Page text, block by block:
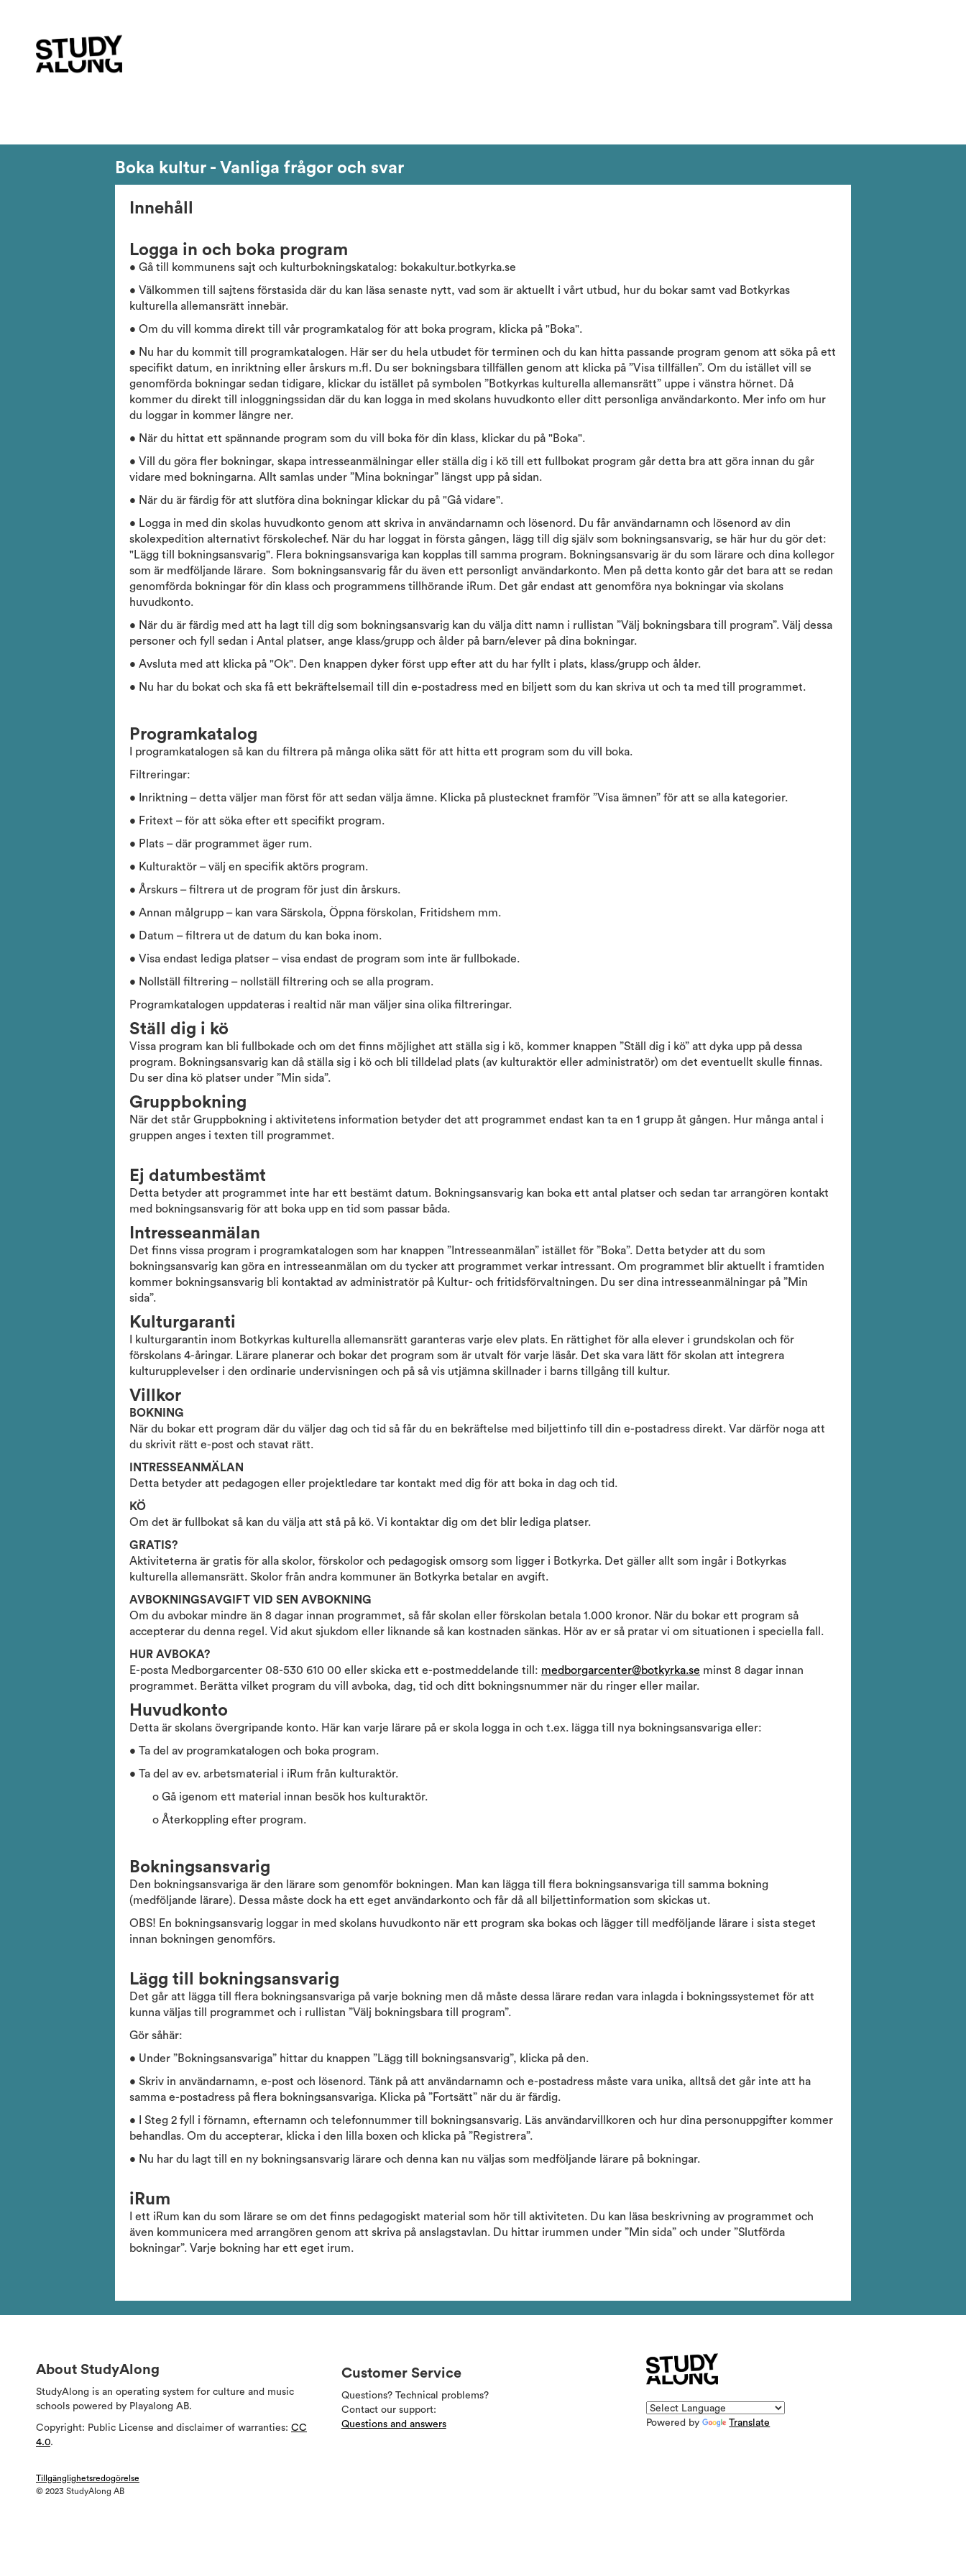
Boka kultur - Vanliga frågor och svar
Innehåll
Logga in och boka program
• Gå till kommunens sajt och kulturbokningskatalog: bokakultur.botkyrka.se
• Välkommen till sajtens förstasida där du kan läsa senaste nytt, vad som är aktuellt i vårt utbud, hur du bokar samt vad Botkyrkas
kulturella allemansrätt innebär.
• Om du vill komma direkt till vår programkatalog för att boka program, klicka på "Boka".
• Nu har du kommit till programkatalogen. Här ser du hela utbudet för terminen och du kan hitta passande program genom att söka på ett
specifikt datum, en inriktning eller årskurs m.fl. Du ser bokningsbara tillfällen genom att klicka på ”Visa tillfällen”. Om du istället vill se
genomförda bokningar sedan tidigare, klickar du istället på symbolen ”Botkyrkas kulturella allemansrätt” uppe i vänstra hörnet. Då
kommer du direkt till inloggningssidan där du kan logga in med skolans huvudkonto eller ditt personliga användarkonto. Mer info om hur
du loggar in kommer längre ner.
• När du hittat ett spännande program som du vill boka för din klass, klickar du på "Boka".
• Vill du göra fler bokningar, skapa intresseanmälningar eller ställa dig i kö till ett fullbokat program går detta bra att göra innan du går
vidare med bokningarna. Allt samlas under ”Mina bokningar” längst upp på sidan.
• När du är färdig för att slutföra dina bokningar klickar du på "Gå vidare".
• Logga in med din skolas huvudkonto genom att skriva in användarnamn och lösenord. Du får användarnamn och lösenord av din
skolexpedition alternativt förskolechef. När du har loggat in första gången, lägg till dig själv som bokningsansvarig, se här hur du gör det:
"Lägg till bokningsansvarig". Flera bokningsansvariga kan kopplas till samma program. Bokningsansvarig är du som lärare och dina kollegor
som är medföljande lärare. Som bokningsansvarig får du även ett personligt användarkonto. Men på detta konto går det bara att se redan
genomförda bokningar för din klass och programmens tillhörande iRum. Det går endast att genomföra nya bokningar via skolans
huvudkonto.
• När du är färdig med att ha lagt till dig som bokningsansvarig kan du välja ditt namn i rullistan ”Välj bokningsbara till program”. Välj dessa
personer och fyll sedan i Antal platser, ange klass/grupp och ålder på barn/elever på dina bokningar.
• Avsluta med att klicka på "Ok". Den knappen dyker först upp efter att du har fyllt i plats, klass/grupp och ålder.
• Nu har du bokat och ska få ett bekräftelsemail till din e-postadress med en biljett som du kan skriva ut och ta med till programmet.
Programkatalog
I programkatalogen så kan du filtrera på många olika sätt för att hitta ett program som du vill boka.
Filtreringar:
• Inriktning – detta väljer man först för att sedan välja ämne. Klicka på plustecknet framför ”Visa ämnen” för att se alla kategorier.
• Fritext – för att söka efter ett specifikt program.
• Plats – där programmet äger rum.
• Kulturaktör – välj en specifik aktörs program.
• Årskurs – filtrera ut de program för just din årskurs.
• Annan målgrupp – kan vara Särskola, Öppna förskolan, Fritidshem mm.
• Datum – filtrera ut de datum du kan boka inom.
• Visa endast lediga platser – visa endast de program som inte är fullbokade.
• Nollställ filtrering – nollställ filtrering och se alla program.
Programkatalogen uppdateras i realtid när man väljer sina olika filtreringar.
Ställ dig i kö
Vissa program kan bli fullbokade och om det finns möjlighet att ställa sig i kö, kommer knappen ”Ställ dig i kö” att dyka upp på dessa
program. Bokningsansvarig kan då ställa sig i kö och bli tilldelad plats (av kulturaktör eller administratör) om det eventuellt skulle finnas.
Du ser dina kö platser under ”Min sida”.
Gruppbokning
När det står Gruppbokning i aktivitetens information betyder det att programmet endast kan ta en 1 grupp åt gången. Hur många antal i
gruppen anges i texten till programmet.
Ej datumbestämt
Detta betyder att programmet inte har ett bestämt datum. Bokningsansvarig kan boka ett antal platser och sedan tar arrangören kontakt
med bokningsansvarig för att boka upp en tid som passar båda.
Intresseanmälan
Det finns vissa program i programkatalogen som har knappen ”Intresseanmälan” istället för ”Boka”. Detta betyder att du som
bokningsansvarig kan göra en intresseanmälan om du tycker att programmet verkar intressant. Om programmet blir aktuellt i framtiden
kommer bokningsansvarig bli kontaktad av administratör på Kultur- och fritidsförvaltningen. Du ser dina intresseanmälningar på ”Min
sida”.
Kulturgaranti
I kulturgarantin inom Botkyrkas kulturella allemansrätt garanteras varje elev plats. En rättighet för alla elever i grundskolan och för
förskolans 4-åringar. Lärare planerar och bokar det program som är utvalt för varje läsår. Det ska vara lätt för skolan att integrera
kulturupplevelser i den ordinarie undervisningen och på så vis utjämna skillnader i barns tillgång till kultur.
Villkor
BOKNING
När du bokar ett program där du väljer dag och tid så får du en bekräftelse med biljettinfo till din e-postadress direkt. Var därför noga att
du skrivit rätt e-post och stavat rätt.
INTRESSEANMÄLAN
Detta betyder att pedagogen eller projektledare tar kontakt med dig för att boka in dag och tid.
KÖ
Om det är fullbokat så kan du välja att stå på kö. Vi kontaktar dig om det blir lediga platser.
GRATIS?
Aktiviteterna är gratis för alla skolor, förskolor och pedagogisk omsorg som ligger i Botkyrka. Det gäller allt som ingår i Botkyrkas
kulturella allemansrätt. Skolor från andra kommuner än Botkyrka betalar en avgift.
AVBOKNINGSAVGIFT VID SEN AVBOKNING
Om du avbokar mindre än 8 dagar innan programmet, så får skolan eller förskolan betala 1.000 kronor. När du bokar ett program så
accepterar du denna regel. Vid akut sjukdom eller liknande så kan kostnaden sänkas. Hör av er så pratar vi om situationen i speciella fall.
HUR AVBOKA?
E-posta Medborgarcenter 08-530 610 00 eller skicka ett e-postmeddelande till: medborgarcenter@botkyrka.se minst 8 dagar innan
programmet. Berätta vilket program du vill avboka, dag, tid och ditt bokningsnummer när du ringer eller mailar.
Huvudkonto
Detta är skolans övergripande konto. Här kan varje lärare på er skola logga in och t.ex. lägga till nya bokningsansvariga eller:
• Ta del av programkatalogen och boka program.
• Ta del av ev. arbetsmaterial i iRum från kulturaktör.
o Gå igenom ett material innan besök hos kulturaktör.
o Återkoppling efter program.
Bokningsansvarig
Den bokningsansvariga är den lärare som genomför bokningen. Man kan lägga till flera bokningsansvariga till samma bokning
(medföljande lärare). Dessa måste dock ha ett eget användarkonto och får då all biljettinformation som skickas ut.
OBS! En bokningsansvarig loggar in med skolans huvudkonto när ett program ska bokas och lägger till medföljande lärare i sista steget
innan bokningen genomförs.
Lägg till bokningsansvarig
Det går att lägga till flera bokningsansvariga på varje bokning men då måste dessa lärare redan vara inlagda i bokningssystemet för att
kunna väljas till programmet och i rullistan ”Välj bokningsbara till program”.
Gör såhär:
• Under ”Bokningsansvariga” hittar du knappen ”Lägg till bokningsansvarig”, klicka på den.
• Skriv in användarnamn, e-post och lösenord. Tänk på att användarnamn och e-postadress måste vara unika, alltså det går inte att ha
samma e-postadress på flera bokningsansvariga. Klicka på ”Fortsätt” när du är färdig.
• I Steg 2 fyll i förnamn, efternamn och telefonnummer till bokningsansvarig. Läs användarvillkoren och hur dina personuppgifter kommer
behandlas. Om du accepterar, klicka i den lilla boxen och klicka på ”Registrera”.
• Nu har du lagt till en ny bokningsansvarig lärare och denna kan nu väljas som medföljande lärare på bokningar.
iRum
I ett iRum kan du som lärare se om det finns pedagogiskt material som hör till aktiviteten. Du kan läsa beskrivning av programmet och
även kommunicera med arrangören genom att skriva på anslagstavlan. Du hittar irummen under ”Min sida” och under ”Slutförda
bokningar”. Varje bokning har ett eget irum.
About StudyAlong
StudyAlong is an operating system for culture and music
schools powered by Playalong AB.
Copyright: Public License and disclaimer of warranties: CC
4.0.
Customer Service
Questions? Technical problems?
Contact our support:
Questions and answers
Powered by Translate
Tillgänglighetsredogörelse
© 2023 StudyAlong AB